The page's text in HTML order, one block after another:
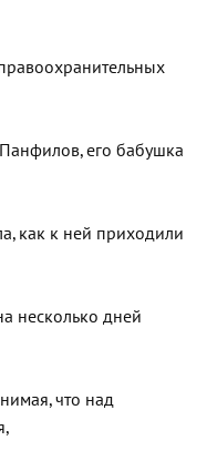
его бабушка
как к ней приходили
несколько дней
что над